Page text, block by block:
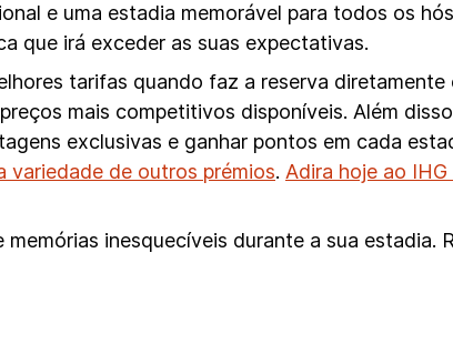
e uma estadia memorável para todos os
que irá exceder as suas expectativas.
tarifas quando faz a reserva
mais competitivos disponíveis. Além
exclusivas e ganhar pontos em cada
variedade de outros prémios. Adira hoje ao
inesquecíveis durante a sua